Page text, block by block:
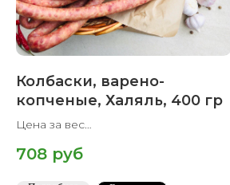
Колбаски, варено-
копченые, Халяль, 400 гр
Цена за вес
708 руб